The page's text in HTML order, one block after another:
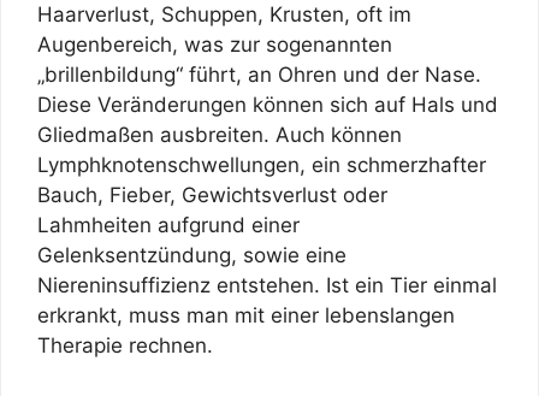
Haarverlust, Schuppen, Krusten, oft im
Augenbereich, was zur sogenannten
„brillenbildung“ führt, an Ohren und der Nase.
Diese Veränderungen können sich auf Hals und
Gliedmaßen ausbreiten. Auch können
Lymphknotenschwellungen, ein schmerzhafter
Bauch, Fieber, Gewichtsverlust oder
Lahmheiten aufgrund einer
Gelenksentzündung, sowie eine
Niereninsuffizienz entstehen. Ist ein Tier einmal
erkrankt, muss man mit einer lebenslangen
Therapie rechnen.